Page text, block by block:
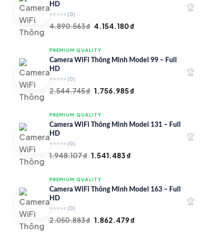
HD
⭐⭐⭐⭐⭐ (0)
4.890.563₫ Giá
là:
4.890.563 ₫.
4.154.180₫
là:
🏆
PREMIUM QUALITY
Camera WiFi Thông Minh Model 99 – Full
HD
⭐⭐⭐⭐⭐ (0)
2.544.745₫ Giá
là:
2.544.745 ₫.
1.756.985₫
là:
🏆
PREMIUM QUALITY
Camera WiFi Thông Minh Model 131 – Full
HD
⭐⭐⭐⭐⭐ (0)
1.948.107₫ Giá
là:
1.948.107 ₫.
1.541.483₫
là:
🏆
PREMIUM QUALITY
Camera WiFi Thông Minh Model 163 – Full
HD
⭐⭐⭐⭐⭐ (0)
2.050.883₫ Giá
1.862.479₫
🏆